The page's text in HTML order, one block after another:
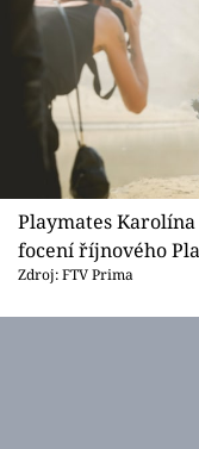
Playmates
focení říjnového
Zdroj: FTV Prima